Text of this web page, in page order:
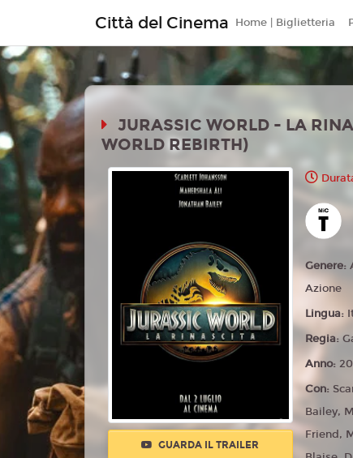
Città del Cinema Home | Biglietteria
JURASSIC WORLD - LA
WORLD REBIRTH)
GUARDA IL TRAILER
Genere:
Azione
Lingua:
Regia:
Anno:
Con:
Bailey,
Friend,